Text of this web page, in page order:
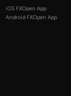
iOS FXOpen App
Android FXOpen App